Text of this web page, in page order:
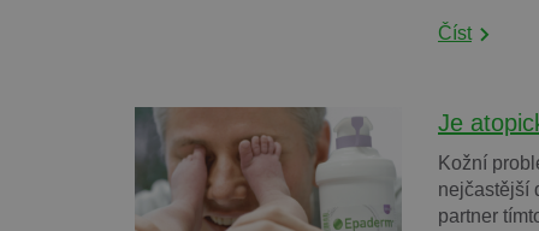
Číst
Je
Kožní
nejčastější
partner